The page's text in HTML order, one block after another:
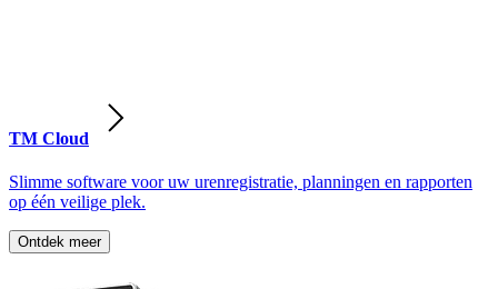
TM Cloud
Slimme software voor uw urenregistratie, planningen en rapporten
op één veilige plek.
Ontdek meer